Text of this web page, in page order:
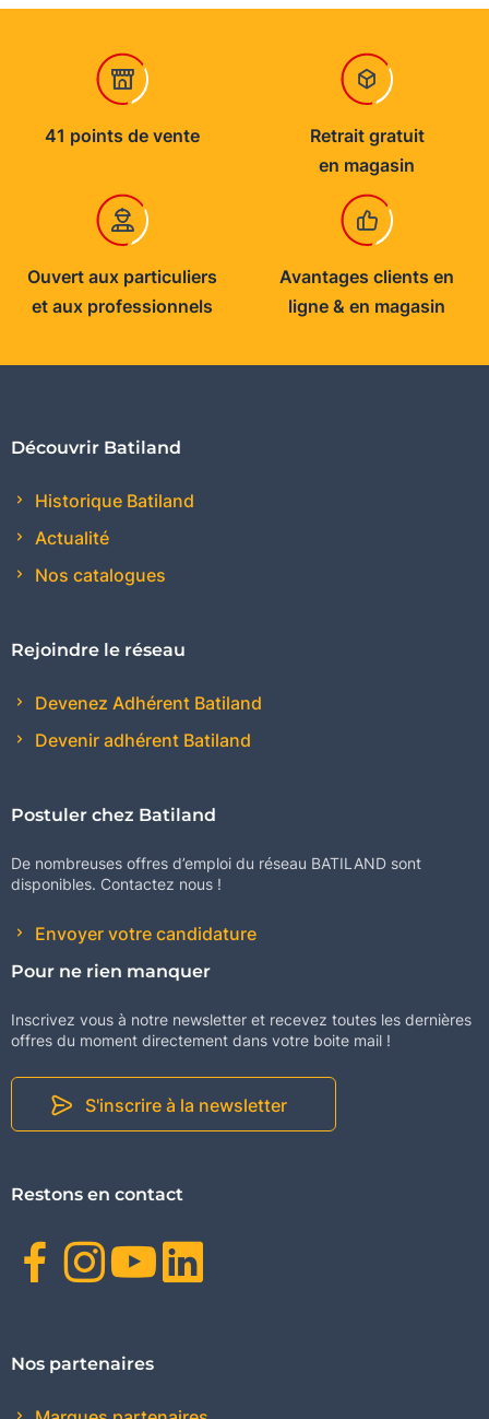
41 points de vente
Retrait gratuit
en magasin
Ouvert aux particuliers
et aux professionnels
Avantages clients en
ligne & en magasin
Découvrir Batiland
Historique Batiland
Actualité
Nos catalogues
Rejoindre le réseau
Devenez Adhérent Batiland
Devenir adhérent Batiland
Postuler chez Batiland
De nombreuses offres d’emploi du réseau BATILAND sont
disponibles. Contactez nous !
Envoyer votre candidature
Pour ne rien manquer
Inscrivez vous à notre newsletter et recevez toutes les dernières
offres du moment directement dans votre boite mail !
S'inscrire à la newsletter
Restons en contact
Facebook
Instagram
Youtube
Nos partenaires